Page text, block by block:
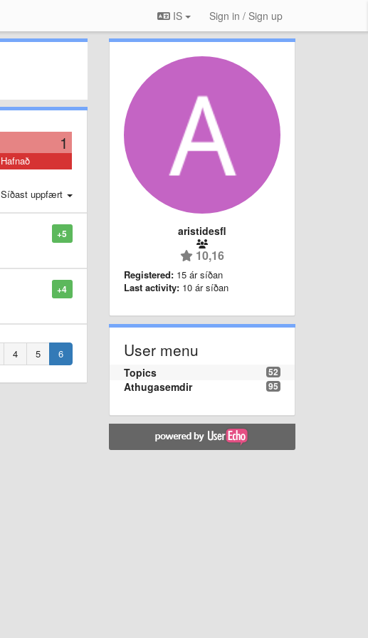
IS Sign in / Sign up
1
Hafnað
Síðast uppfært
+5
+4
4 5 6
aristidesfl
10,16
Registered: 15 ár síðan
Last activity: 10 ár síðan
User menu
52
Topics
95
Athugasemdir